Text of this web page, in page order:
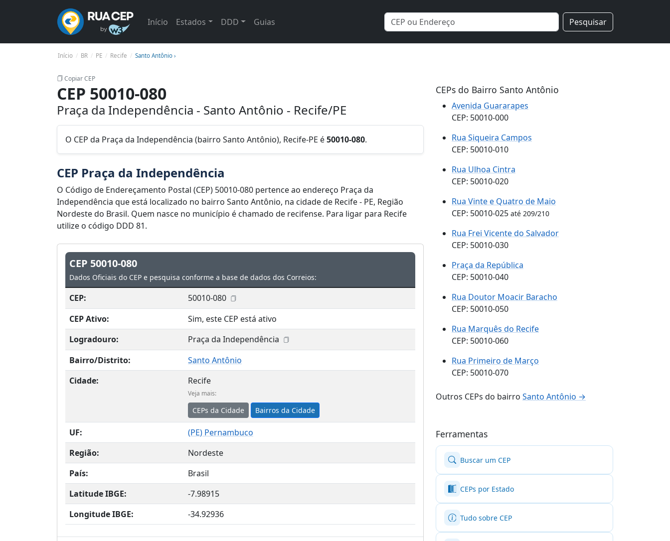
Início Estados DDD Guias Pesquisar
Início BR PE Recife Santo Antônio ›
Copiar CEP
CEP 50010-080
Praça da Independência - Santo Antônio - Recife/PE
O CEP da Praça da Independência (bairro Santo Antônio), Recife-PE é50010-080.
CEP Praça da Independência
O Código de Endereçamento Postal (CEP) 50010-080 pertence ao endereço Praça da
Independência que está localizado no bairro Santo Antônio, na cidade de Recife - PE, Região
Nordeste do Brasil. Quem nasce no município é chamado de recifense. Para ligar para Recife
utilize o código DDD 81.
CEP 50010-080
Dados Oficiais do CEP e pesquisa conforme a base de dados dos Correios:
CEP:
50010-080
CEP Ativo:
Sim, este CEP está ativo
Logradouro:
Praça da Independência
Bairro/Distrito:
Santo Antônio
Cidade:
Recife
Veja mais:
CEPs da Cidade Bairros da Cidade
UF: (PE) Pernambuco
Região:
Nordeste
País:
Brasil
Latitude IBGE:
-7.98915
Longitude IBGE:
-34.92936
CEPs do Bairro Santo Antônio
Avenida Guararapes
CEP: 50010-000
Rua Siqueira Campos
CEP: 50010-010
Rua Ulhoa Cintra
CEP: 50010-020
Rua Vinte e Quatro de Maio
CEP: 50010-025 até 209/210
Rua Frei Vicente do Salvador
CEP: 50010-030
Praça da República
CEP: 50010-040
Rua Doutor Moacir Baracho
CEP: 50010-050
Rua Marquês do Recife
CEP: 50010-060
Rua Primeiro de Março
CEP: 50010-070
Outros CEPs do bairro Santo Antônio →
Ferramentas
Buscar um CEP
CEPs por Estado
Tudo sobre CEP